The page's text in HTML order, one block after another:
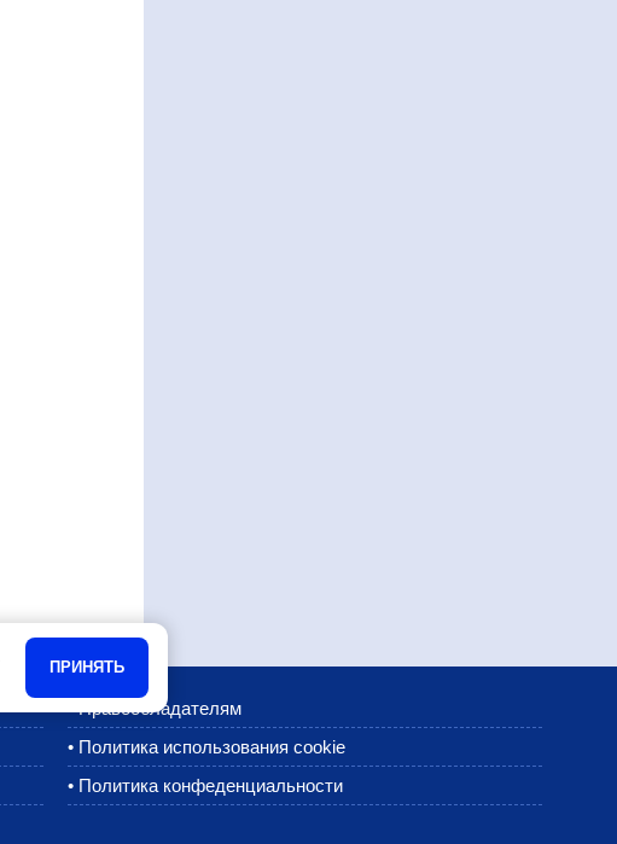
•Правообладателям
• Политика использования cookie
• Политика конфеденциальности
ПРИНЯТЬ